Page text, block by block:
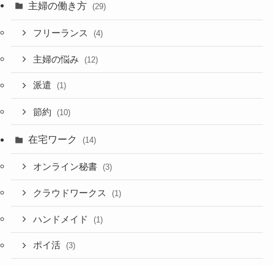
主婦の働き方 (29)
フリーランス (4)
主婦の悩み (12)
派遣 (1)
節約 (10)
在宅ワーク (14)
オンライン秘書 (3)
クラウドワークス (1)
ハンドメイド (1)
ポイ活 (3)